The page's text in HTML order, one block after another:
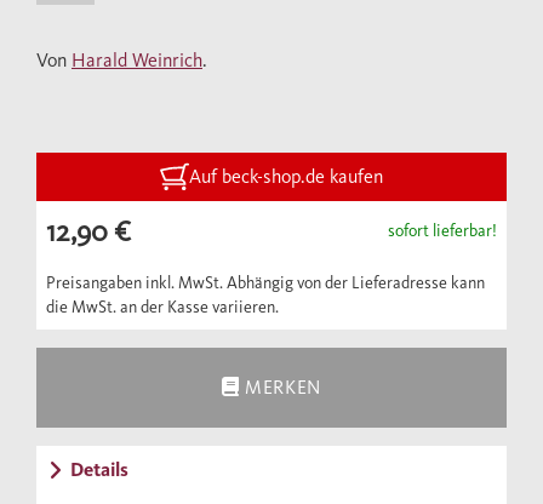
Vergessens vertraut gemacht hat. Diese
ebenso gelehrt wie stilistisch brillant, ebenso
Von Harald Weinrich.
Auf beck-shop.de kaufen
12,90 € sofort lieferbar!
Preisangaben inkl. MwSt. Abhängig von der Lieferadresse kann
die MwSt. an der Kasse variieren.
MERKEN
Details